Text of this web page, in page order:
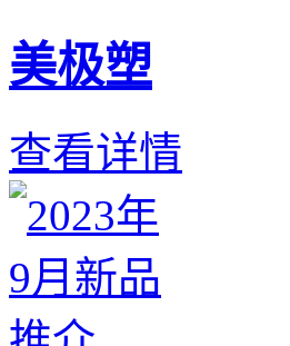
美极塑
查看详情